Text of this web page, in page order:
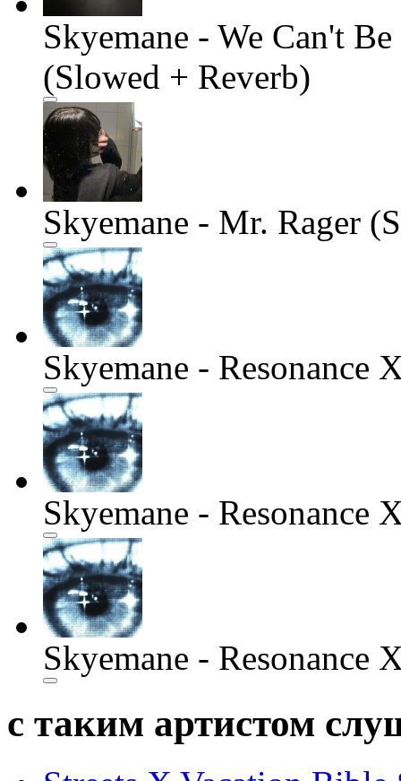
Skyemane - We Can't
(Slowed + Reverb)
Skyemane - Mr. Rager
Skyemane - Resonance
Skyemane - Resonance
Skyemane - Resonance
с таким артистом